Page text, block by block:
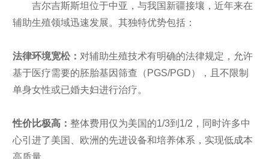
吉尔吉斯斯坦位于中亚，与我国新疆接壤，近年来在
辅助生殖领域迅速发展。其独特优势包括：
法律环境宽松： 对辅助生殖技术有明确的法律规定，允许
基于医疗需要的胚胎基因筛查（PGS/PGD），且不限制
单身女性或已婚夫妇进行治疗。
性价比极高： 整体费用仅为美国的1/3到1/2，同时许多中
心引进了美国、欧洲的先进设备和培养体系，实现低成本
高质量。